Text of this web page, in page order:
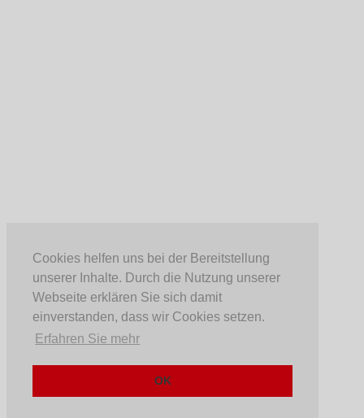
Cookies helfen uns bei der Bereitstellung
unserer Inhalte. Durch die Nutzung unserer
Webseite erklären Sie sich damit
einverstanden, dass wir Cookies setzen.
Erfahren Sie mehr
OK